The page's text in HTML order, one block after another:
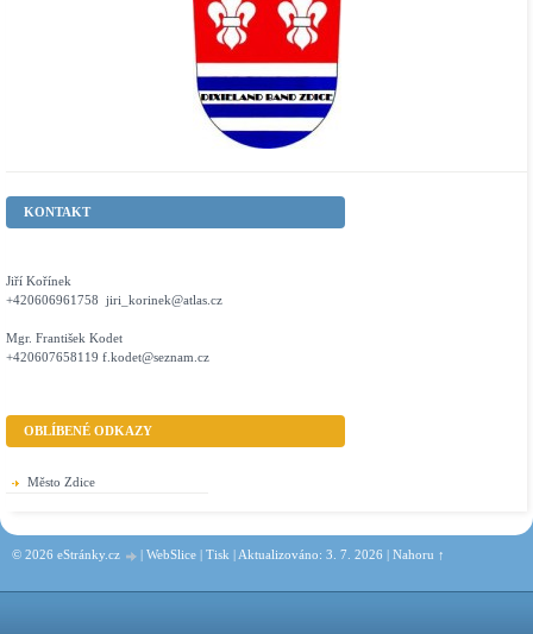
KONTAKT
Jiří Kořínek
+420606961758 jiri_korinek@atlas.cz
Mgr. František Kodet
+420607658119 f.kodet@seznam.cz
OBLÍBENÉ ODKAZY
Město Zdice
© 2026 eStránky.cz | WebSlice | Tisk | Aktualizováno: 3. 7. 2026 | Nahoru ↑